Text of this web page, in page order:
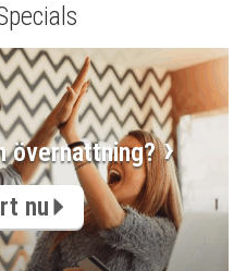
övernattning?
nu